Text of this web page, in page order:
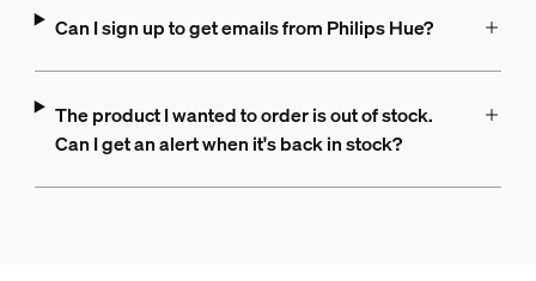
Can I sign up to get emails from Philips Hue?
The product I wanted to order is out of stock.
Can I get an alert when it's back in stock?